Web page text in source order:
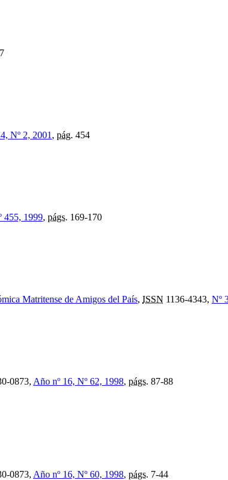
Nº 2, 2001 , pág. 454
455, 1999, págs. 169-170
Matritense de Amigos del País, ISSN 1136-4343, Nº
0873, Año nº 16, Nº 62, 1998, págs. 87-88
0873, Año nº 16, Nº 60, 1998, págs. 7-44